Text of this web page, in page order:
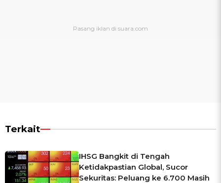
Terkait
IHSG Bangkit di Tengah
Ketidakpastian Global, Sucor
Sekuritas: Peluang ke 6.700 Masih